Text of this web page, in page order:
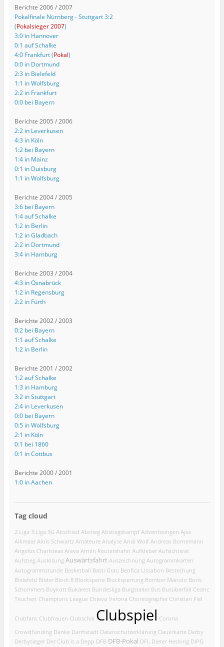
Berichte 2006 / 2007
Pokalfinale Nürnberg - Stuttgart 3:2
(Pokalsieger 2007)
3:0 in Hannover
0:1 auf Schalke
4:0 Frankfurt (Pokal)
0:0 in Dortmund
2:3 in Bielefeld
1:1 in Wolfsburg
2:2 in Frankfurt
0:0 bei Bayern
Berichte 2005 / 2006
2:2 in Leverkusen
4:3 in Köln
1:2 bei Bayern
1:4 in Mainz
0:1 in Duisburg
1:1 in Wolfsburg
Berichte 2004 / 2005
3:6 bei Bayern
1:4 auf Schalke
1:2 in Berlin
1:2 in Gladbach
2:2 in Dortmund
3:4 in Hamburg
Berichte 2003 / 2004
4:3 in Osnabrück
1:2 in Regensburg
2:2 in Fürth
Berichte 2002 / 2003
0:2 bei Bayern
1:1 auf Schalke
1:2 in Berlin
Berichte 2001 / 2002
1:2 auf Schalke
1:3 in Hamburg
3:2 in Stuttgart
2:4 in Leverkusen
0:0 bei Bayern
0:5 in Wolfsburg
2:1 in Köln
0:1 bei 1860
0:1 in Cottbus
Berichte 2000 / 2001
1:0 in Aachen
Tag cloud
2.Liga 3.Liga 3G Abschied Abstieg Abstiegskampf Adventssingen Ajax
Alkmaar Alois Schwartz Amateure Analyse Andi Wolf Andreas Bornemann
Angelos Charisteas Areva Armin Reutershahn Aufkleber Aufsichtsrat
Aufstieg Auslosung Auswärtsfahrt Auszeichnung Autogrammkarten
Autogrammstunde Basketball Basti Grau Benfica Lissabon Bestechung
Bielefeld Bilder Block 8 Blocksperre Blocksperrung Bomber Manolo Boris
Schommers Boykott Bukarest Bundesliga Burgstaller Bus Busüberfall Cedric
Teuchert Champions League Chievo Verona Choreographie Christian Fiel
Clubfans Clubfrauen Clubschal Clubspiel Corona
Crowdfunding Danke Darmstadt Datenschutzerklärung Dauerkarte Derby
Derbysieger Der Club is a Depp DFB DFB-Pokal DFL Dieter Hecking DIPG